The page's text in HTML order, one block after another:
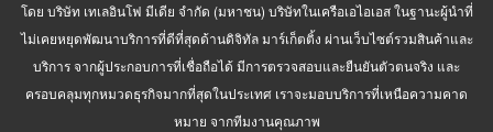
โดย บริษัท เทเลอินโฟ มีเดีย จำกัด (มหาชน) บริษัทในเครือเอไอเอส ในฐานะผู้นำที่
ไม่เคยหยุดพัฒนาบริการที่ดีที่สุดด้านดิจิทัล มาร์เก็ตติ้ง ผ่านเว็บไซต์รวมสินค้าและ
บริการ จากผู้ประกอบการที่เชื่อถือได้ มีการตรวจสอบและยืนยันตัวตนจริง และ
ครอบคลุมทุกหมวดธุรกิจมากที่สุดในประเทศ เราจะมอบบริการที่เหนือความคาด
หมาย จากทีมงานคุณภาพ